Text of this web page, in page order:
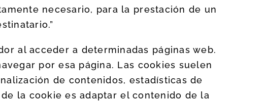
necesario, para la prestación de un
al acceder a determinadas páginas web.
por esa página. Las cookies suelen
de contenidos, estadísticas de
la cookie es adaptar el contenido de la